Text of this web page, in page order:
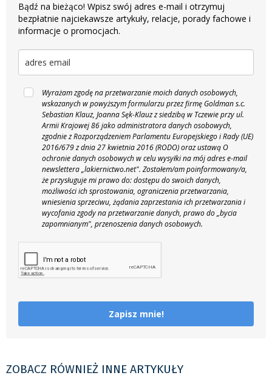
Bądź na bieżąco! Wpisz swój adres e-mail i otrzymuj
bezpłatnie najciekawsze artykuły, relacje, porady fachowe i
informacje o promocjach.
Wyrażam zgodę na przetwarzanie moich danych osobowych,
wskazanych w powyższym formularzu przez firmę Goldman s.c.
Sebastian Klauz, Joanna Sęk-Klauz z siedzibą w Tczewie przy ul.
Armii Krajowej 86 jako administratora danych osobowych,
zgodnie z Rozporządzeniem Parlamentu Europejskiego i Rady (UE)
2016/679 z dnia 27 kwietnia 2016 (RODO) oraz ustawą O
ochronie danych osobowych w celu wysyłki na mój adres e-mail
newslettera „lakiernictwo.net". Zostałem/am poinformowany/a,
że przysługuje mi prawo do: dostępu do swoich danych,
możliwości ich sprostowania, ograniczenia przetwarzania,
wniesienia sprzeciwu, żądania zaprzestania ich przetwarzania i
wycofania zgody na przetwarzanie danych, prawo do „bycia
zapomnianym", przenoszenia danych osobowych.
Zapisz mnie!
ZOBACZ RÓWNIEŻ INNE ARTYKUŁY